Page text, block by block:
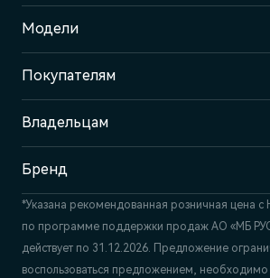
Адрес
Нижний Новгород, ш.
6Б
Отдел продаж и сервиса
+7 (831) 214-00-68
Модели
Покупателям
Владельцам
Бренд
*Указана рекомендованная розничная цена c
по программе поддержки продаж АО «МБ
действует по 31.12.2026. Предложение
воспользоваться предложением,